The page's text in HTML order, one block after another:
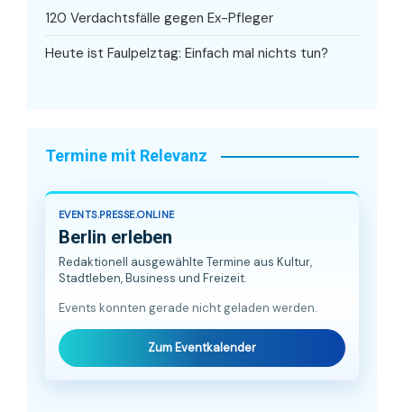
120 Verdachtsfälle gegen Ex-Pfleger
Heute ist Faulpelztag: Einfach mal nichts tun?
Termine mit Relevanz
EVENTS.PRESSE.ONLINE
Berlin erleben
Redaktionell ausgewählte Termine aus Kultur,
Stadtleben, Business und Freizeit.
Events konnten gerade nicht geladen werden.
Zum Eventkalender